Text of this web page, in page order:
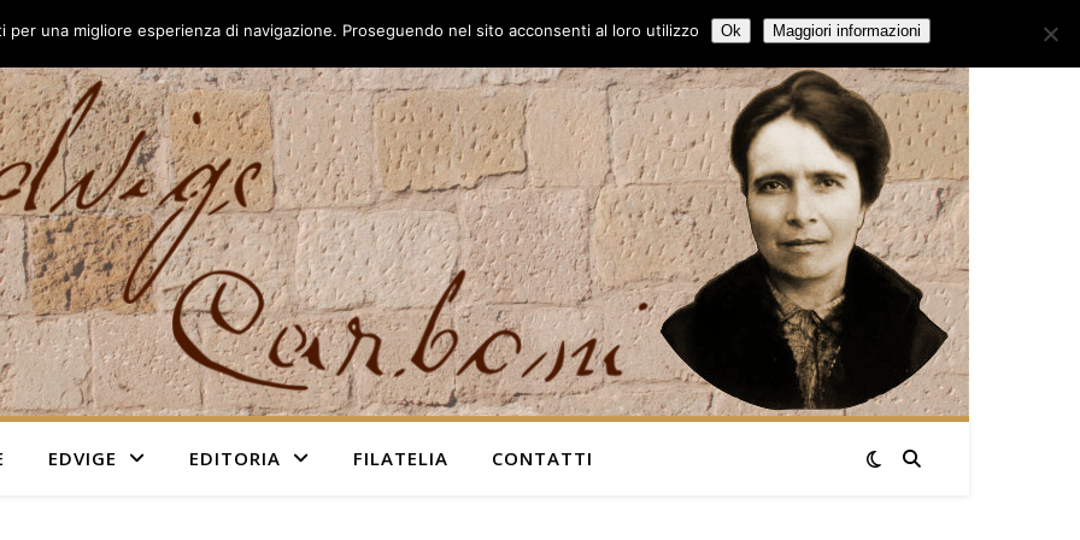
EDVIGE EDITORIA FILATELIA CONTATTI
una migliore esperienza di navigazione. Proseguendo nel sito acconsenti al loro utilizzo Ok Maggiori informazioni